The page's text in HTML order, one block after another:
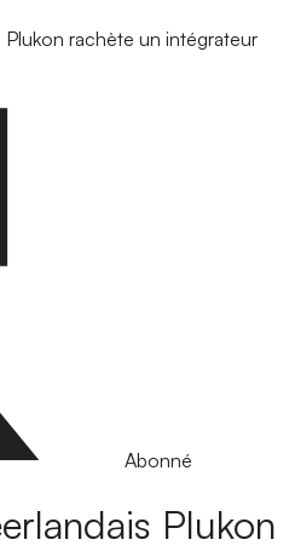
Plukon rachète un intégrateur
Abonné
Plukon